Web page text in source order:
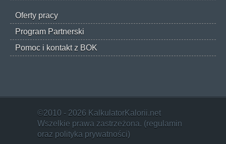
Oferty pracy
Program Partnerski
Pomoc i kontakt z BOK
©2010 - 2026 KalkulatorKalorii.net
Wszelkie prawa zastrzeżona. (regulamin
oraz polityka prywatności)